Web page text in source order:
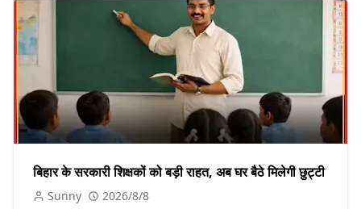
बिहार के सरकारी शिक्षकों को बड़ी राहत, अब घर बैठे मिलेगी छुट्टी
Sunny 2026/8/8